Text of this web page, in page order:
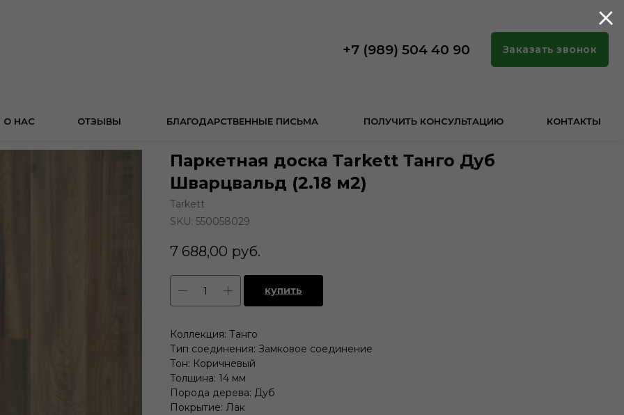
+7 (989) 504 40 90 Заказать звонок
О НАС КОНТАКТЫ
БЛАГОДАРСТВЕННЫЕ ПИСЬМА
ОТЗЫВЫ ПОЛУЧИТЬ КОНСУЛЬТАЦИЮ
Паркетная доска Tarkett Танго Дуб
Шварцвальд (2.18 м2)
Tarkett
SKU: 550058029
7 688,00 руб.
купить
Коллекция: Танго
Тип соединения: Замковое соединение
Тон: Коричневый
Толщина: 14 мм
Порода дерева: Дуб
Покрытие: Лак